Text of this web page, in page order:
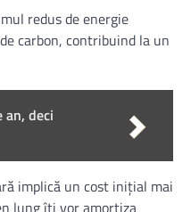
redus de energie
carbon, contribuind la un
an, deci
implică un cost inițial mai
lung îți vor amortiza